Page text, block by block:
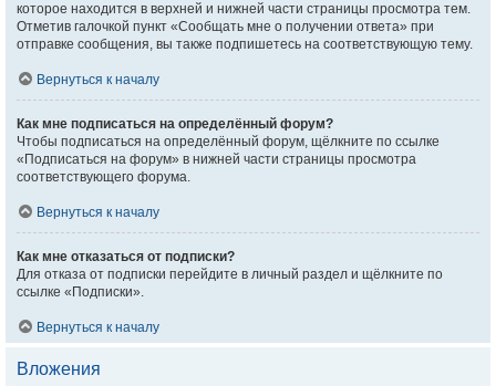
которое находится в верхней и нижней части страницы просмотра тем.
Отметив галочкой пункт «Сообщать мне о получении ответа» при
отправке сообщения, вы также подпишетесь на соответствующую тему.
Вернуться к началу
Как мне подписаться на определённый форум?
Чтобы подписаться на определённый форум, щёлкните по ссылке
«Подписаться на форум» в нижней части страницы просмотра
соответствующего форума.
Вернуться к началу
Как мне отказаться от подписки?
Для отказа от подписки перейдите в личный раздел и щёлкните по
ссылке «Подписки».
Вернуться к началу
Вложения